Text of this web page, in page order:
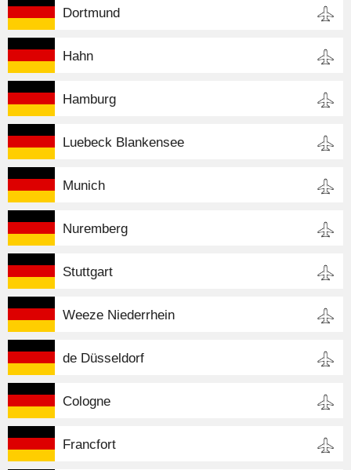
Dortmund
Hahn
Hamburg
Luebeck Blankensee
Munich
Nuremberg
Stuttgart
Weeze Niederrhein
de Düsseldorf
Cologne
Francfort